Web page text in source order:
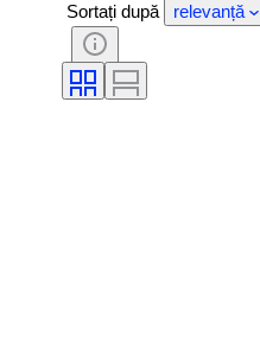
Sortați după relevanță